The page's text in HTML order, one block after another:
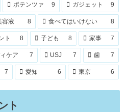
ポテンツァ 9 ガジェット 9
容液 8 食べてはいけない 8
ト 8 子ども 8 家事 7
ケア 7 USJ 7 歯 7
7 愛知 6 東京 6
ト